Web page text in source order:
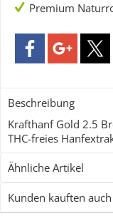
Premium
Beschreibung
Krafthanf Gold 2.5
THC-freies
Ähnliche Artikel
Kunden kauften auch